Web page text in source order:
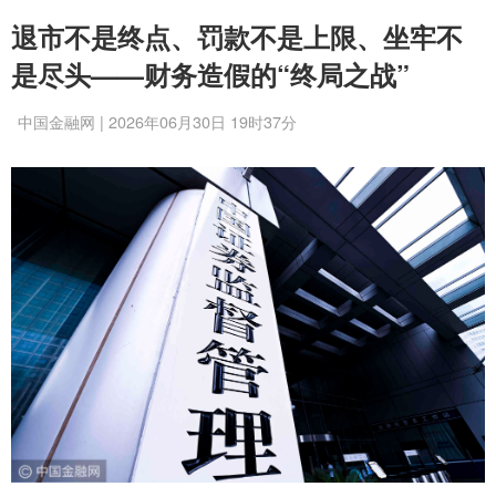
退市不是终点、罚款不是上限、坐牢不
是尽头——财务造假的“终局之战”
中国金融网 | 2026年06月30日 19时37分